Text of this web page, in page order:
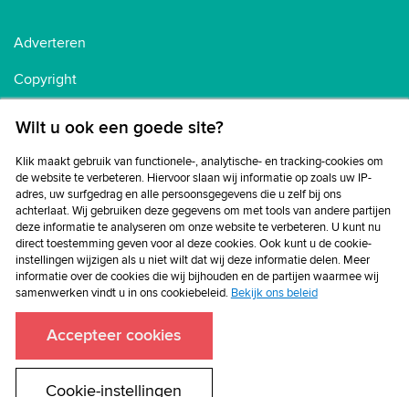
Adverteren
Copyright
Privacybeleid
Disclaimer
Wilt u ook een goede site?
Klik maakt gebruik van functionele-, analytische- en tracking-cookies om
de website te verbeteren. Hiervoor slaan wij informatie op zoals uw IP-
adres, uw surfgedrag en alle persoonsgegevens die u zelf bij ons
achterlaat. Wij gebruiken deze gegevens om met tools van andere partijen
deze informatie te analyseren om onze website te verbeteren. U kunt nu
direct toestemming geven voor al deze cookies. Ook kunt u de cookie-
instellingen wijzigen als u niet wilt dat wij deze informatie delen. Meer
informatie over de cookies die wij bijhouden en de partijen waarmee wij
samenwerken vindt u in ons cookiebeleid. Bekijk ons beleid
Accepteer cookies
Cookie-instellingen